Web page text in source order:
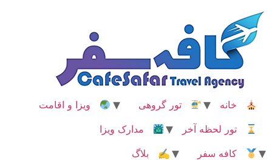
محتوا
خانه تور گروهی
ویزا و اقامت
تور لحظه آخر
مدارک ویزا
کافه سفر
✍ بلاگ